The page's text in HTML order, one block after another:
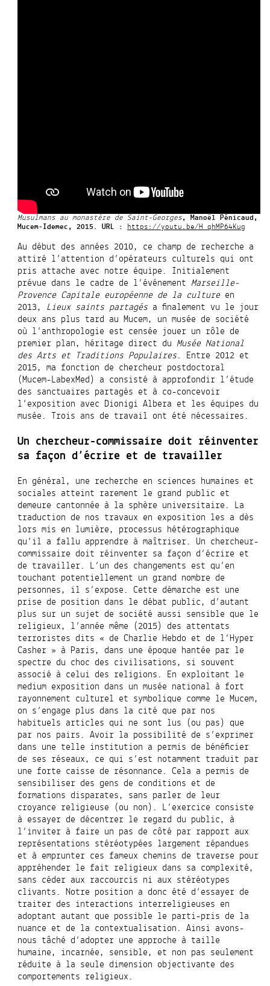
Musulmans au monastère de Saint-Georges, Manoël Pénicaud,
Mucem-Idemec, 2015. URL :https://youtu.be/H_qhMP64Kug
Au début des années 2010, ce champ de recherche a
attiré l’attention d’opérateurs culturels qui ont
pris attache avec notre équipe. Initialement
prévue dans le cadre de l’événementMarseille-
Provence Capitale européenne de la cultureen
2013, Lieux saints partagés a finalement vu le jour
deux ans plus tard au Mucem, un musée de société
où l’anthropologie est censée jouer un rôle de
premier plan, héritage direct duMusée National
des Arts et Traditions Populaires. Entre 2012 et
2015, ma fonction de chercheur postdoctoral
(Mucem-LabexMed) a consisté à approfondir l’étude
des sanctuaires partagés et à co-concevoir
l’exposition avec Dionigi Albera et les équipes du
musée. Trois ans de travail ont été nécessaires.
Un chercheur-commissaire doit réinventer
sa façon d’écrire et de travailler
En général, une recherche en sciences humaines et
sociales atteint rarement le grand public et
demeure cantonnée à la sphère universitaire. La
traduction de nos travaux en exposition les a dès
lors mis en lumière, processus hétérographique
qu’il a fallu apprendre àmaîtriser. Un chercheur-
commissaire doit réinventer sa façon d’écrire et
de travailler. L’un des changements est qu’en
touchant potentiellement un grand nombre de
personnes, il s’expose. Cette démarche est une
prise de position dans le débat public, d’autant
plus sur un sujet de société aussi sensible que le
religieux, l’année même (2015) des attentats
terroristes dits « de Charlie Hebdo et de l’Hyper
Casher » à Paris, dans une époque hantée par le
spectre du choc des civilisations, si souvent
associé à celui des religions. En exploitant le
medium exposition dans un musée national à fort
rayonnement culturel et symbolique comme le Mucem,
on s’engage plus dans la cité que par nos
habituels articles qui ne sont lus (ou pas) que
par nos pairs. Avoir la possibilité de s’exprimer
dans une telle institution a permis de bénéficier
de ses réseaux, ce qui s’est notamment traduit par
une forte caisse de résonnance. Cela a permis de
sensibiliser des gens de conditions et de
formations disparates, sans parler de leur
croyance religieuse (ou non). L’exercice consiste
à essayer de décentrer le regard du public, à
l’inviter à faire un pas de côté par rapport aux
représentations stéréotypées largement répandues
et à emprunter ces fameux chemins de traverse pour
appréhender le fait religieux dans sa complexité,
sans céder aux raccourcis ni aux stéréotypes
clivants. Notre position a donc été d’essayer de
traiter des interactions interreligieuses en
adoptant autant que possible le parti-pris de la
nuance et de la contextualisation. Ainsi avons-
nous tâché d’adopter une approche à taille
humaine, incarnée, sensible, et non pas seulement
réduite à la seule dimension objectivante des
comportements religieux.